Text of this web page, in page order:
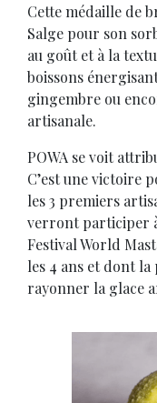
Cette médaille de
Salge pour son
au goût et à la
boissons
gingembre ou
artisanale.
POWA se voit
C’est une victoire
les 3 premiers
verront participer
Festival World
les 4 ans et dont
rayonner la glace